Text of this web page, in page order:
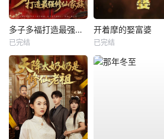
多子多福打造最强修仙家族
已完结
开着摩的娶富婆
已完结